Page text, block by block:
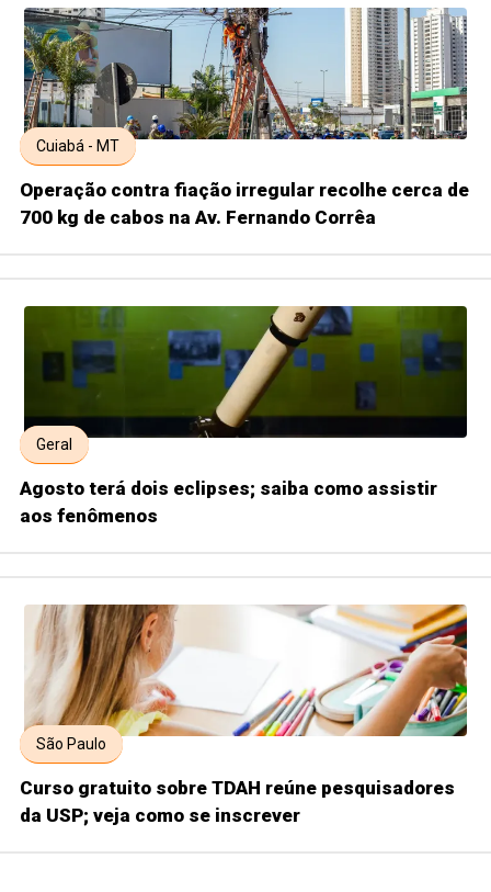
Cuiabá - MT
Operação contra fiação irregular recolhe cerca de
700 kg de cabos na Av. Fernando Corrêa
Geral
Agosto terá dois eclipses; saiba como assistir
aos fenômenos
São Paulo
Curso gratuito sobre TDAH reúne pesquisadores
da USP; veja como se inscrever